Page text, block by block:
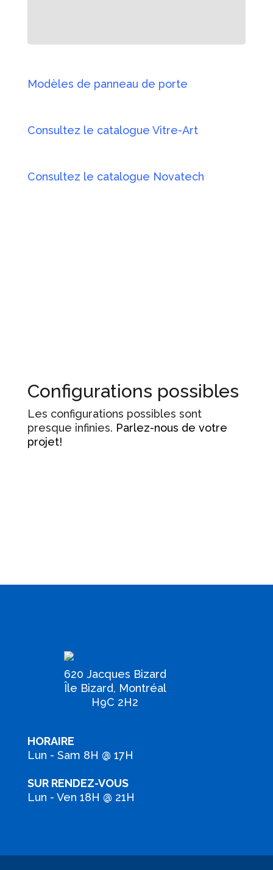
Modèles de panneau de porte
Consultez le catalogue Vitre-Art
Consultez le catalogue Novatech
Configurations possibles
Les configurations possibles sont
presque infinies. Parlez-nous de votre
projet!
620 Jacques Bizard
Île Bizard, Montréal
H9C 2H2
HORAIRE
Lun - Sam 8H @ 17H
SUR RENDEZ-VOUS
Lun - Ven 18H @ 21H